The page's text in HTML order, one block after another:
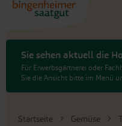
Sie sehen aktuell die
Für Erwerbsgärtnerei oder
Sie die Ansicht bitte im Menü
Startseite Gemüse